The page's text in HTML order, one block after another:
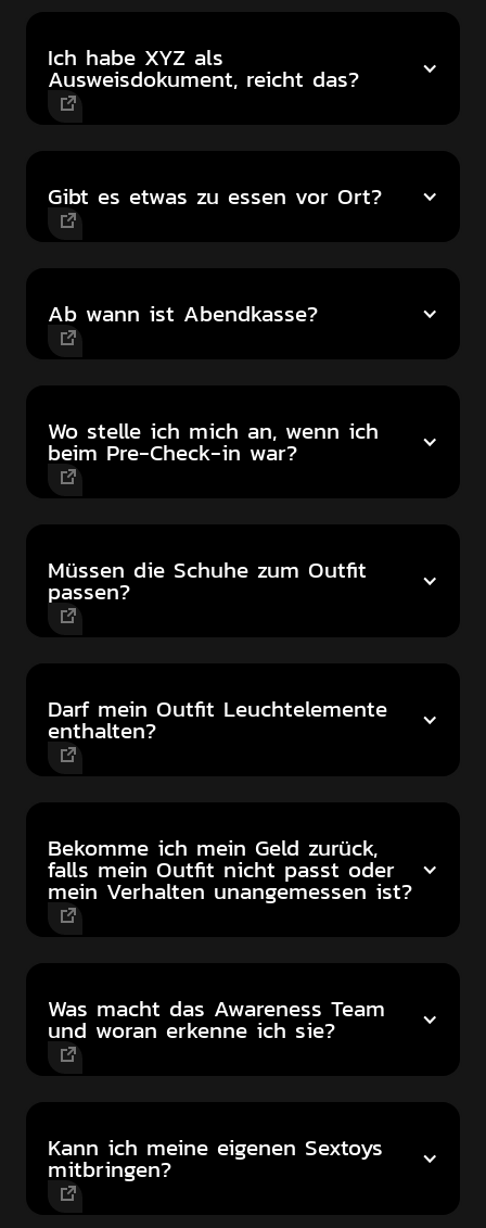
Ich habe XYZ als
Ausweisdokument, reicht das?
Gibt es etwas zu essen vor Ort?
Ab wann ist Abendkasse?
Wo stelle ich mich an, wenn ich
beim Pre-Check-in war?
Müssen die Schuhe zum Outfit
passen?
Darf mein Outfit Leuchtelemente
enthalten?
Bekomme ich mein Geld zurück,
falls mein Outfit nicht passt oder
mein Verhalten unangemessen ist?
Was macht das Awareness Team
und woran erkenne ich sie?
Kann ich meine eigenen Sextoys
mitbringen?